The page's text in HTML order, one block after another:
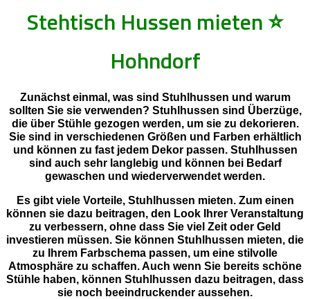
Stehtisch Hussen mieten⭐
Hohndorf
Zunächst einmal, was sind Stuhlhussen und warum
sollten Sie sie verwenden? Stuhlhussen sind Überzüge,
die über Stühle gezogen werden, um sie zu dekorieren.
Sie sind in verschiedenen Größen und Farben erhältlich
und können zu fast jedem Dekor passen. Stuhlhussen
sind auch sehr langlebig und können bei Bedarf
gewaschen und wiederverwendet werden.
Es gibt viele Vorteile, Stuhlhussen mieten. Zum einen
können sie dazu beitragen, den Look Ihrer Veranstaltung
zu verbessern, ohne dass Sie viel Zeit oder Geld
investieren müssen. Sie können Stuhlhussen mieten, die
zu Ihrem Farbschema passen, um eine stilvolle
Atmosphäre zu schaffen. Auch wenn Sie bereits schöne
Stühle haben, können Stuhlhussen dazu beitragen, dass
sie noch beeindruckender aussehen.